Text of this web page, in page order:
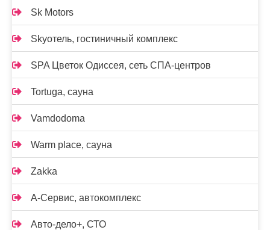
Sk Motors
Skyотель, гостиничный комплекс
SPA Цветок Одиссея, сеть СПА-центров
Tortuga, сауна
Vamdodoma
Warm place, сауна
Zakka
А-Сервис, автокомплекс
Авто-дело+, СТО